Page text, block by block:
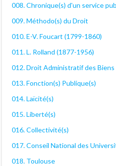
008. Chronique(s) d'un service
009. Méthodo(s) du Droit
010. E-V. Foucart (1799-1860)
011. L. Rolland (1877-1956)
012. Droit Administratif des Biens
013. Fonction(s) Publique(s)
014. Laïcité(s)
015. Liberté(s)
016. Collectivité(s)
017. Conseil National des
018. Toulouse